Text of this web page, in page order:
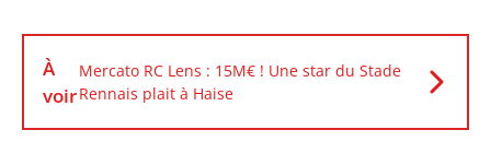
À
voir
Mercato RC Lens : 15M€ ! Une star du Stade
Rennais plait à Haise